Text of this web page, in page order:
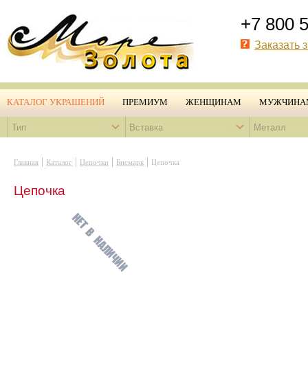
+7 800
Заказать
КАТАЛОГ УКРАШЕНИЙ ПРЕМИУМ ЖЕНЩИНАМ
Тип Вставка Металл
Главная | Каталог | Цепочки | Бисмарк | Цепочка
Цепочка